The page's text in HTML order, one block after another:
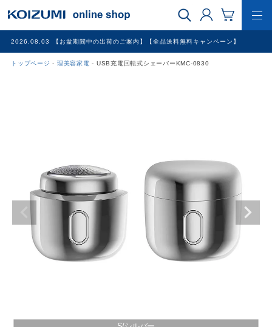
2026.08.03 【お盆期間中の出荷のご案内】【全品送料無料キャンペーン】
トップページ 理美容家電 USB充電回転式シェーバーKMC-0830
冷暖房家電
その他
ブログ